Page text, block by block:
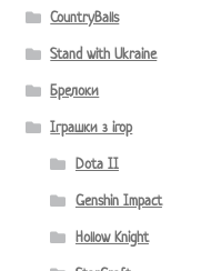
CountryBalls
Stand with Ukraine
Брелоки
Іграшки з ігор
Dota II
Genshin Impact
Hollow Knight